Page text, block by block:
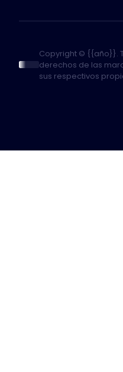
Copyright © {{año}}.
derechos de las
sus respectivos